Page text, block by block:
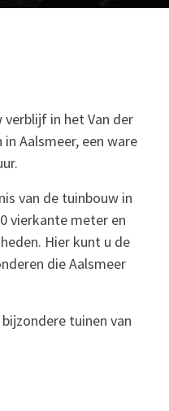
verblijf in het Van der
Aalsmeer, een ware
van de tuinbouw in
vierkante meter en
Hier kunt u de
die Aalsmeer
tuinen van